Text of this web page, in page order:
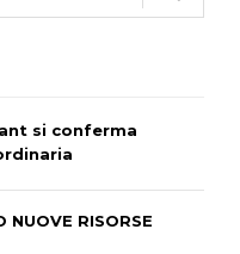
si conferma
NUOVE RISORSE